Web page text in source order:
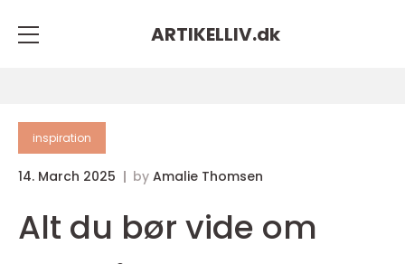
ARTIKELLIV.dk
inspiration
14. March 2025 by Amalie Thomsen
Alt du bør vide om